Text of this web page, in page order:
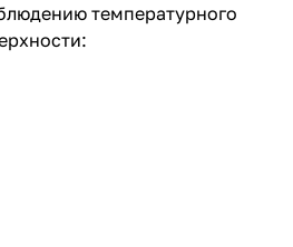
температурного